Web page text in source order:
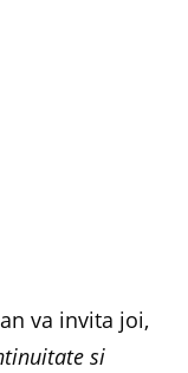
va invita joi,
si